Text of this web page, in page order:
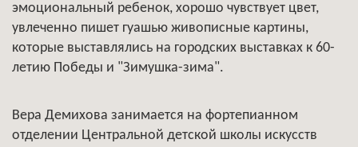
эмоциональный ребенок, хорошо чувствует цвет,
увлеченно пишет гуашью живописные картины,
которые выставлялись на городских выставках к 60-
летию Победы и "Зимушка-зима".
Вера Демихова занимается на фортепианном
отделении Центральной детской школы искусств